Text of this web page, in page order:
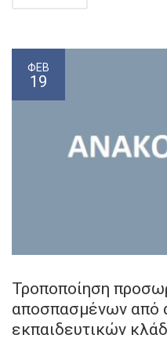
ΦΕΒ
19
Τροποποίηση
αποσπασμένων από
εκπαιδευτικών